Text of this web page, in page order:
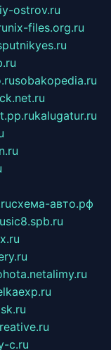
ostrov.ru
nix-files.org.ru
sobakopedia.ru
kalugatur.ru
схема-авто.рф
alimy.ru
c.ru